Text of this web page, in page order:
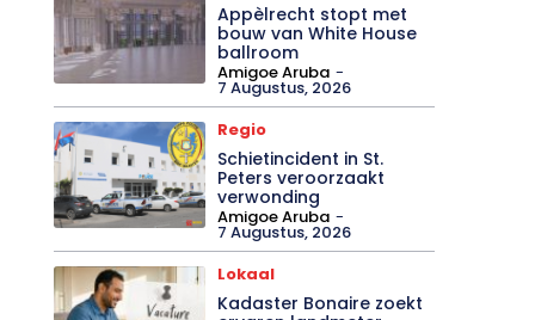
Appèlrecht stopt met
bouw van White House
ballroom
Amigoe Aruba -
7 Augustus, 2026
Regio
Schietincident in St.
Peters veroorzaakt
verwonding
Amigoe Aruba -
7 Augustus, 2026
Lokaal
Kadaster Bonaire zoekt